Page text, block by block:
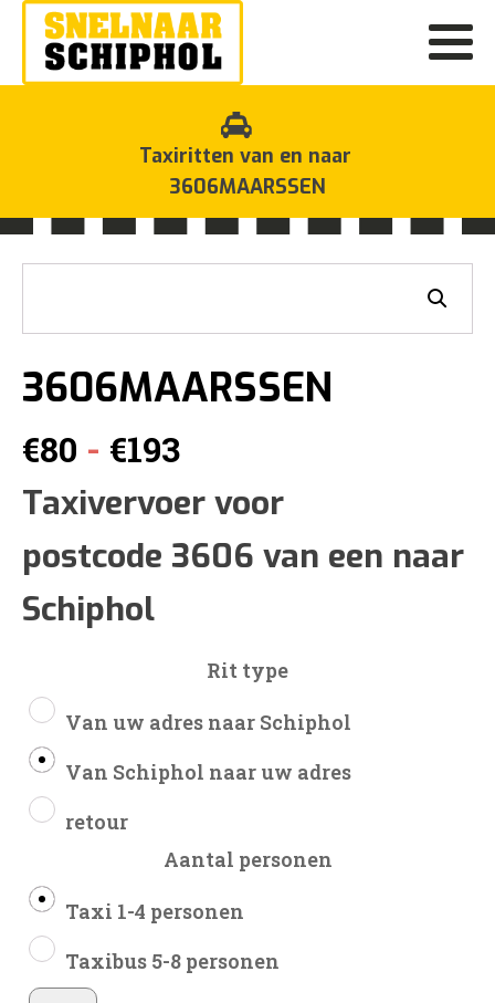
Taxiritten van en naar
3606MAARSSEN
3606MAARSSEN
€80 - €193Prijsklasse:
€80
tot
Taxivervoer voor
postcode 3606 van een naar
Schiphol
Rit type
Van uw adres naar Schiphol
Van Schiphol naar uw adres
retour
Aantal personen
Taxi 1-4 personen
Taxibus 5-8 personen